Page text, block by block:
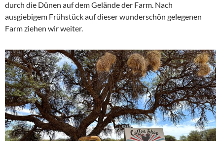
durch die Dünen auf dem Gelände der Farm. Nach
ausgiebigem Frühstück auf dieser wunderschön gelegenen
Farm ziehen wir weiter.